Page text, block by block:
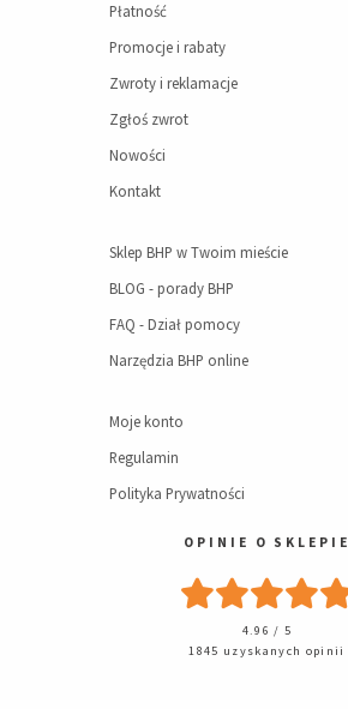
Płatność
Promocje i rabaty
Zwroty i reklamacje
Zgłoś zwrot
Nowości
Kontakt
Sklep BHP w Twoim mieście
BLOG - porady BHP
FAQ - Dział pomocy
Narzędzia BHP online
Moje konto
Regulamin
Polityka Prywatności
OPINIE O SKLEPIE
4.96 / 5
1845 uzyskanych opinii